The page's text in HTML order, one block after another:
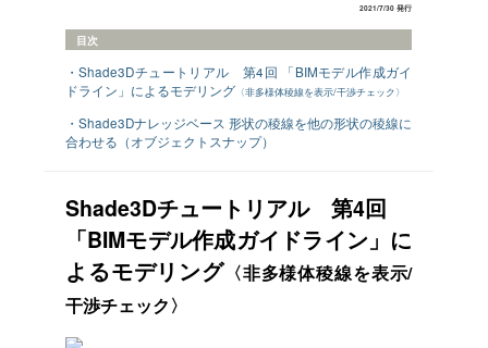
2021/7/30 発行
目次
・Shade3Dチュートリアル 第4回 「BIMモデル作成ガイ
ドライン」によるモデリング 〈非多様体稜線を表示/干渉チェック〉
・Shade3Dナレッジベース 形状の稜線を他の形状の稜線に
合わせる（オブジェクトスナップ）
Shade3Dチュートリアル 第4回
「BIMモデル作成ガイドライン」に
よるモデリング〈非多様体稜線を表示/
干渉チェック〉